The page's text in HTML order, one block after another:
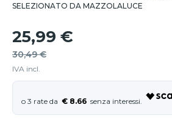
SELEZIONATO DA MAZZOLALUCE
25,99 €
30,49 €
IVA incl.
€ 8.66